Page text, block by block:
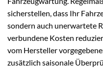
sicherstellen, dass Ihr
sondern auch unerwartete
verbundene Kosten
vom Hersteller
zusätzlich saisonale